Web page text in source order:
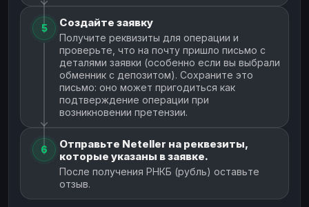
5 Создайте заявку
Получите реквизиты для операции и
проверьте, что на почту пришло письмо с
деталями заявки (особенно если вы выбрали
обменник с депозитом). Сохраните это
письмо: оно может пригодиться как
подтверждение операции при
возникновении претензии.
6
Отправьте Neteller на реквезиты,
которые указаны в заявке.
После получения РНКБ (рубль) оставьте
отзыв.